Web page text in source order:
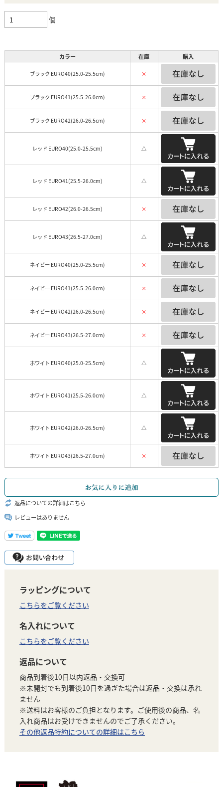
個
カラー 在庫 購入
ブラック EURO40(25.0-25.5cm) ×
ブラック EURO41(25.5-26.0cm) ×
ブラック EURO42(26.0-26.5cm) ×
レッド EURO40(25.0-25.5cm) △
レッド EURO41(25.5-26.0cm) △
レッド EURO42(26.0-26.5cm) ×
レッド EURO43(26.5-27.0cm) △
ネイビー EURO40(25.0-25.5cm) ×
ネイビー EURO41(25.5-26.0cm) ×
ネイビー EURO42(26.0-26.5cm) ×
ネイビー EURO43(26.5-27.0cm) ×
ホワイト EURO40(25.0-25.5cm) △
ホワイト EURO41(25.5-26.0cm) △
ホワイト EURO42(26.0-26.5cm) △
ホワイト EURO43(26.5-27.0cm) ×
返品についての詳細はこちら
レビューはありません
ラッピングについて
こちらをご覧ください
名入れについて
こちらをご覧ください
返品について
商品到着後10日以内返品・交換可
※未開封でも到着後10日を過ぎた場合は返品・交換は承れ
ません
※送料はお客様のご負担となります。ご使用後の商品、名
入れ商品はお受けできませんのでご了承ください。
その他返品特約についての詳細はこちら